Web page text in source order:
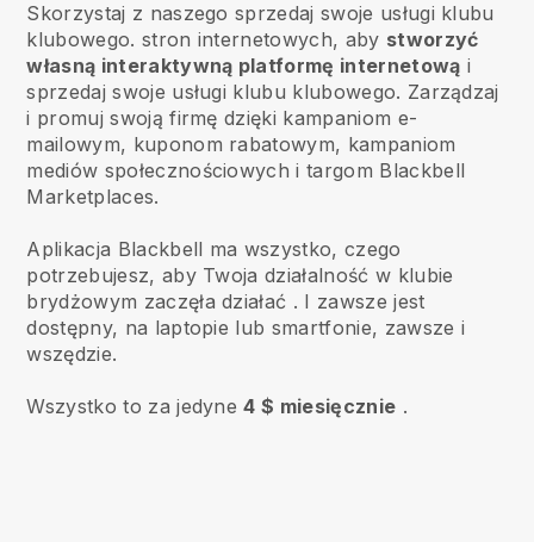
Skorzystaj z naszegosprzedaj swoje usługi klubu
klubowego. stron internetowych, aby stworzyć
własną interaktywną platformę internetową i
sprzedaj swoje usługi klubu klubowego. Zarządzaj
i promuj swoją firmę dzięki kampaniom e-
mailowym, kuponom rabatowym, kampaniom
mediów społecznościowych i targom Blackbell
Marketplaces.
Aplikacja Blackbell ma wszystko, czego
potrzebujesz, aby Twoja działalność w klubie
brydżowym zaczęła działać . I zawsze jest
dostępny, na laptopie lub smartfonie, zawsze i
wszędzie.
Wszystko to za jedyne4 $ miesięcznie .